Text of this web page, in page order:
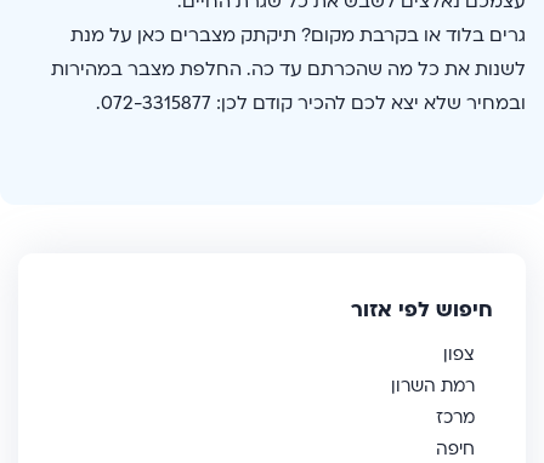
גרים בלוד או בקרבת מקום? תיקתק מצברים כאן על מנת
לשנות את כל מה שהכרתם עד כה. החלפת מצבר במהירות
ובמחיר שלא יצא לכם להכיר קודם לכן: 072-3315877.
חיפוש לפי אזור
צפון
רמת השרון
מרכז
חיפה